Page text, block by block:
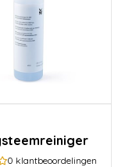
0 klantbeoordelingen